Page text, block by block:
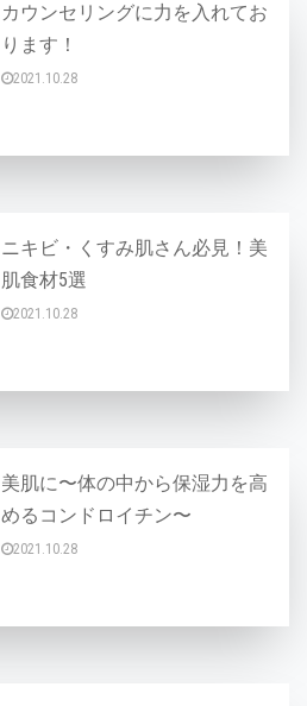
カウンセリングに力を入れてお
ります！
2021.10.28
ニキビ・くすみ肌さん必見！美
肌食材5選
2021.10.28
美肌に〜体の中から保湿力を高
めるコンドロイチン〜
2021.10.28